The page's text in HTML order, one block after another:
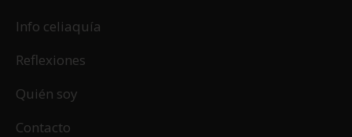
Info celiaquía
Reflexiones
Quién soy
Contacto